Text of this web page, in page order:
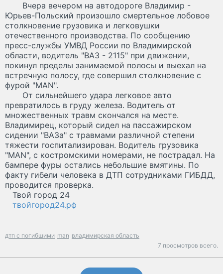
Вчера вечером на автодороге Владимир -
Юрьев-Польский произошло смертельное лобовое
столкновение грузовика и легковушки
отечественного производства. По сообщению
пресс-службы УМВД России по Владимирской
области, водитель "ВАЗ - 2115" при движении,
покинул пределы занимаемой полосы и выехал на
встречную полосу, где совершил столкновение с
фурой "MAN".
От сильнейшего удара легковое авто
превратилось в груду железа. Водитель от
множественных травм скончался на месте.
Владимирец, который сидел на пассажирском
сидении "ВАЗа" с травмами различной степени
тяжести госпитализирован. Водитель грузовика
"MAN", с костромскими номерами, не пострадал. На
бампере фуры остались небольшие вмятины. По
факту гибели человека в ДТП сотрудниками ГИБДД,
проводится проверка.
Твой город 24
твойгород24.рф
дтп с погибшими man владимирская область
7 просмотров всего.